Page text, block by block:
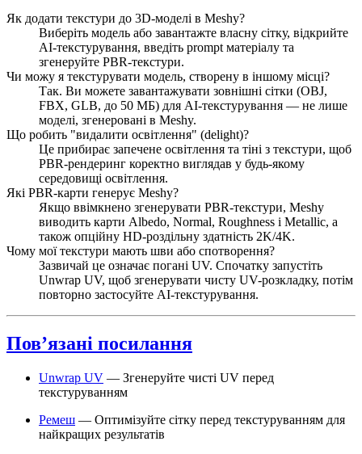
Як додати текстури до 3D-моделі в Meshy?
Виберіть модель або завантажте власну сітку, відкрийте
AI-текстурування, введіть prompt матеріалу та
згенеруйте PBR-текстури.
Чи можу я текстурувати модель, створену в іншому місці?
Так. Ви можете завантажувати зовнішні сітки (OBJ,
FBX, GLB, до 50 МБ) для AI-текстурування — не лише
моделі, згенеровані в Meshy.
Що робить "видалити освітлення" (delight)?
Це прибирає запечене освітлення та тіні з текстури, щоб
PBR-рендеринг коректно виглядав у будь-якому
середовищі освітлення.
Які PBR-карти генерує Meshy?
Якщо ввімкнено згенерувати PBR-текстури, Meshy
виводить карти Albedo, Normal, Roughness і Metallic, а
також опційну HD-роздільну здатність 2K/4K.
Чому мої текстури мають шви або спотворення?
Зазвичай це означає погані UV. Спочатку запустіть
Unwrap UV, щоб згенерувати чисту UV-розкладку, потім
повторно застосуйте AI-текстурування.
Пов’язані посилання
Unwrap UV — Згенеруйте чисті UV перед
текстуруванням
Ремеш — Оптимізуйте сітку перед текстуруванням для
найкращих результатів